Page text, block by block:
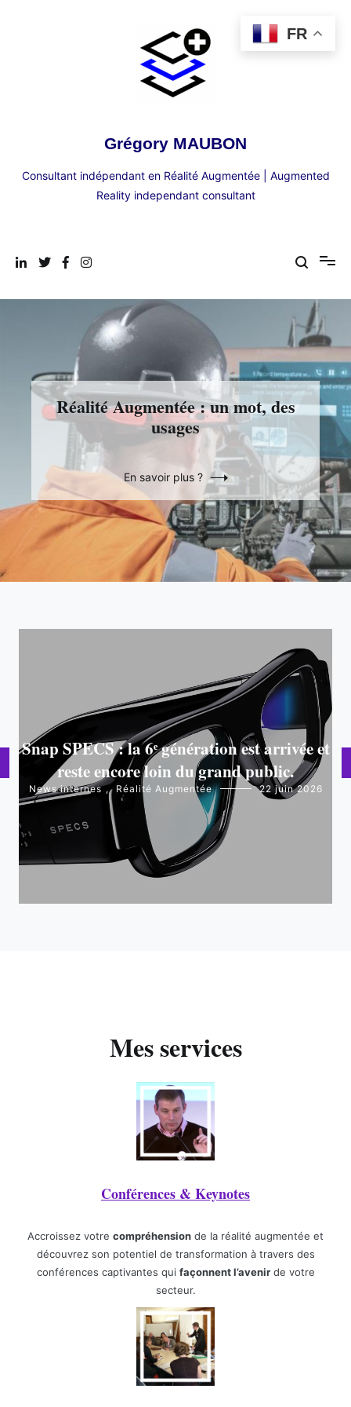
Grégory MAUBON
Consultant indépendant en Réalité Augmentée | Augmented
Reality independant consultant
Réalité Augmentée : un mot, des
usages
En savoir plus ?
Snap SPECS : la 6ᵉ génération est arrivée et
reste encore loin du grand public.
News internes , Réalité Augmentée 22 juin 2026
Mes services
Conférences & Keynotes
Accroissez votre compréhension de la réalité augmentée et
découvrez son potentiel de transformation à travers des
conférences captivantes qui façonnent l’avenirde votre
secteur.
FR